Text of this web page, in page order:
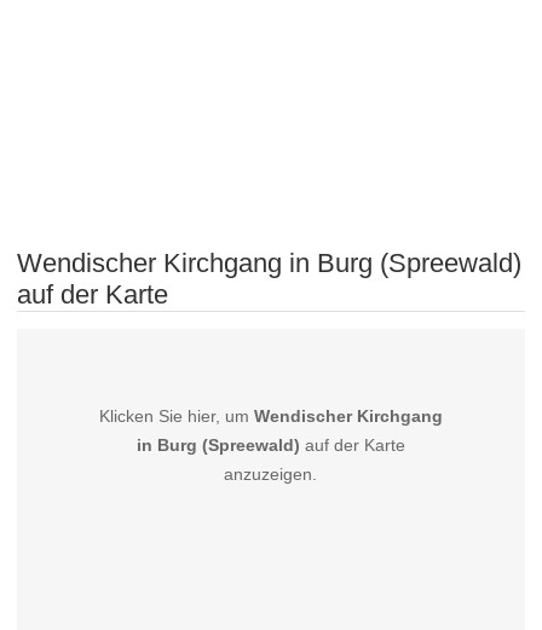
Wendischer Kirchgang in Burg (Spreewald)
auf der Karte
Klicken Sie hier, um Wendischer Kirchgang
in Burg (Spreewald) auf der Karte
anzuzeigen.